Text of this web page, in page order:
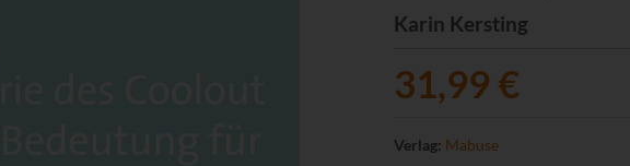
Karin Kersting
31,99 €
Verlag: Mabuse